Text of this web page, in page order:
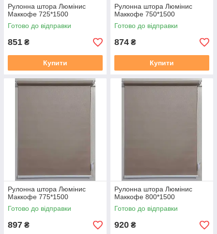
Рулонна штора Люмінис
Маккофе 725*1500
Готово до відправки
851 ₴
Купити
Рулонна штора Люмінис
Маккофе 750*1500
Готово до відправки
874 ₴
Купити
Рулонна штора Люмінис
Маккофе 775*1500
Готово до відправки
897 ₴
Рулонна штора Люмінис
Маккофе 800*1500
Готово до відправки
920 ₴